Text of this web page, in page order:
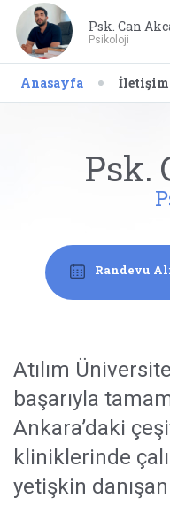
Psk. Can
Psikoloji
Anasayfa İletişim
Psk.
Randevu
Atılım
başarıyla
Ankara’daki
kliniklerinde
yetişkin